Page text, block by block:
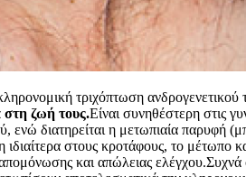
τριχόπτωση
στη ζωή τους.Είναι συνηθέστερη στις
ενώ διατηρείται η μετωπιαία παρυφή
στους κροτάφους, το
και απώλειας